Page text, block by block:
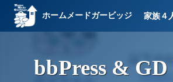
ホームメードガービッジ 家族４
bbPress &